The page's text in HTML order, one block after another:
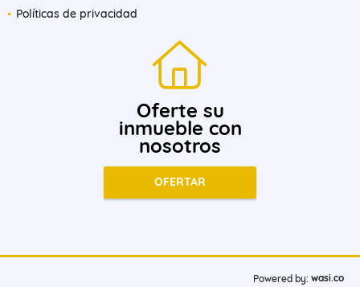
Políticas de privacidad
Oferte su
inmueble con
nosotros
OFERTAR
Powered by: wasi.co